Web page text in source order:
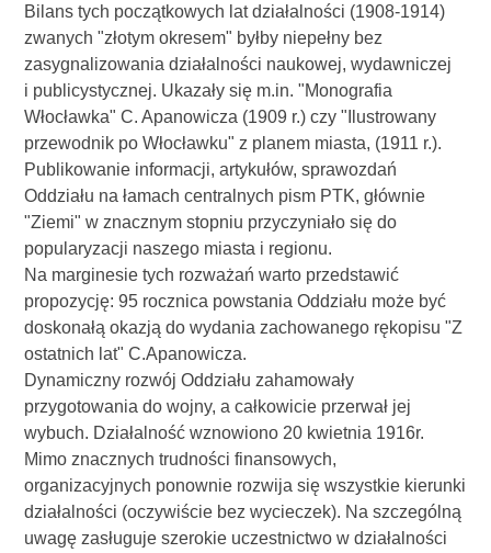
Bilans tych początkowych lat działalności (1908-1914)
zwanych "złotym okresem" byłby niepełny bez
zasygnalizowania działalności naukowej, wydawniczej
i publicystycznej. Ukazały się m.in. "Monografia
Włocławka" C. Apanowicza (1909 r.) czy "Ilustrowany
przewodnik po Włocławku" z planem miasta, (1911 r.).
Publikowanie informacji, artykułów, sprawozdań
Oddziału na łamach centralnych pism PTK, głównie
"Ziemi" w znacznym stopniu przyczyniało się do
popularyzacji naszego miasta i regionu.
Na marginesie tych rozważań warto przedstawić
propozycję: 95 rocznica powstania Oddziału może być
doskonałą okazją do wydania zachowanego rękopisu "Z
ostatnich lat" C.Apanowicza.
Dynamiczny rozwój Oddziału zahamowały
przygotowania do wojny, a całkowicie przerwał jej
wybuch. Działalność wznowiono 20 kwietnia 1916r.
Mimo znacznych trudności finansowych,
organizacyjnych ponownie rozwija się wszystkie kierunki
działalności (oczywiście bez wycieczek). Na szczególną
uwagę zasługuje szerokie uczestnictwo w działalności